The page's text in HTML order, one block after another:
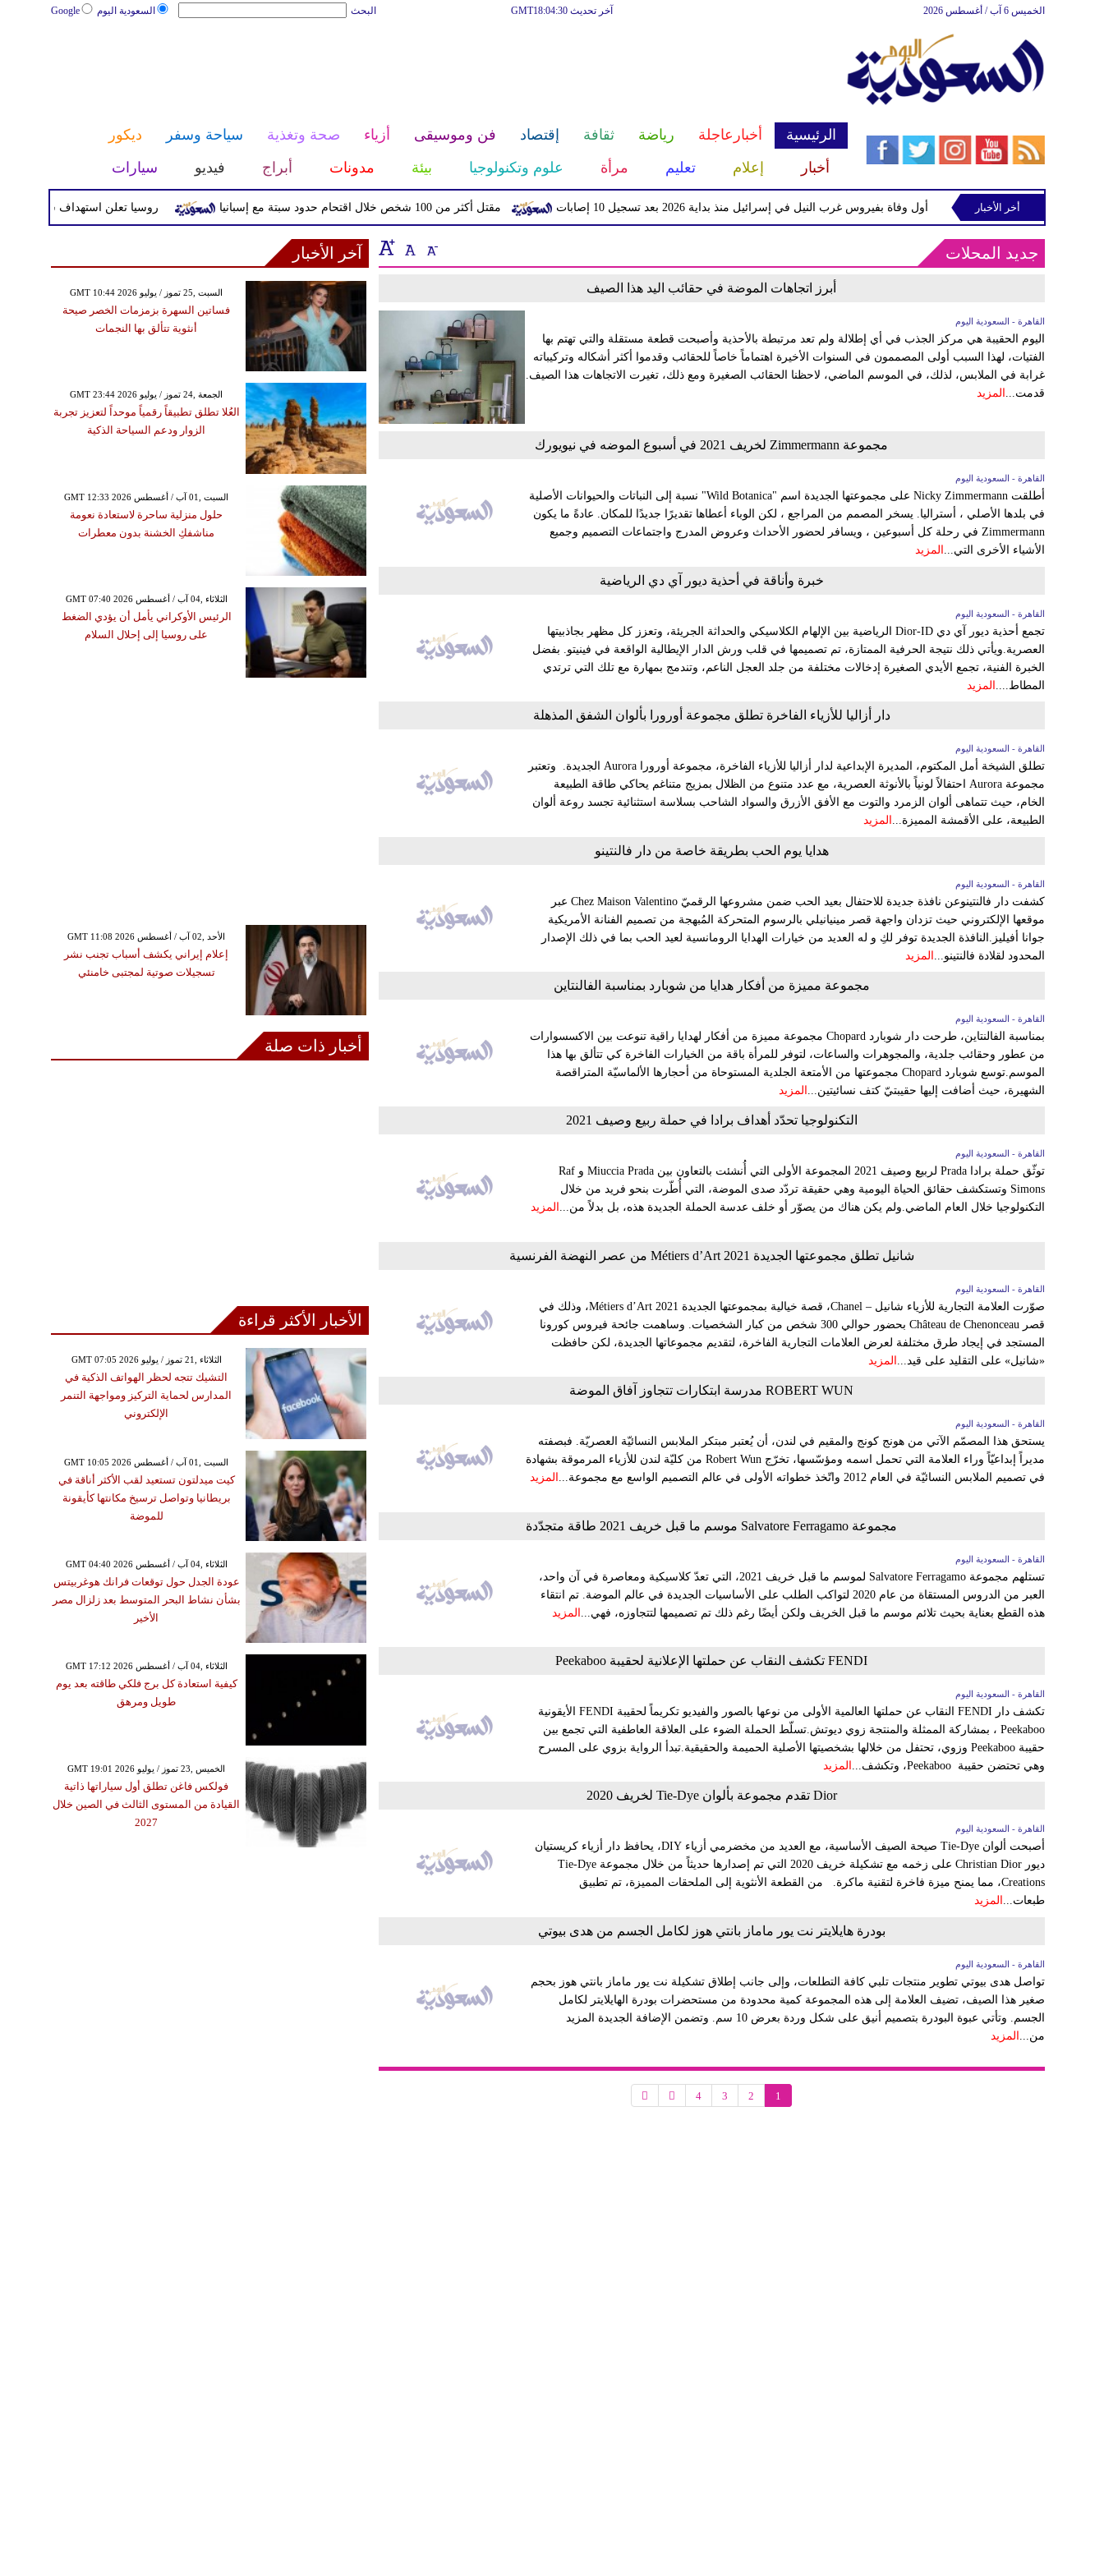
السعودية اليوم Google البحث آخر تحديث GMT18:04:30 الخميس 6 آب / أغسطس 2026
الرئيسية أخبارعاجلة رياضة ثقافة إقتصاد فن وموسيقى أزياء صحة وتغذية سياحة وسفر
ديكور
أخبار
إعلام تعليم مرأة علوم وتكنولوجيا بيئة مدونات أبراج فيديو سيارات
روسيا تعلن استهداف سفينتي شحن مقتل أكثر من 100 شخص خلال اقتحام حدود سبتة مع إسبانيا أول وفاة بفيروس غرب النيل في إسرائيل منذ بداية 2026 بعد تسجيل 10 إصابات رفض النشيد الوطنيأخر الأخبار
جديد المحلات
أبرز اتجاهات الموضة في حقائب اليد هذا الصيف
القاهرة - السعودية اليوم
اليوم الحقيبة هي مركز الجذب في أي إطلالة ولم تعد مرتبطة بالأحذية وأصبحت قطعة مستقلة والتي تهتم بها
الفتيات، لهذا السبب أولى المصممون في السنوات الأخيرة اهتماماً خاصاً للحقائب وقدموا أكثر أشكاله وتركيباته
غرابة في الملابس، لذلك، في الموسم الماضي، لاحظنا الحقائب الصغيرة ومع ذلك، تغيرت الاتجاهات هذا الصيف.
قدمت... المزيد
مجموعة Zimmermann لخريف 2021 في أسبوع الموضه في نيويورك
القاهرة - السعودية اليوم
أطلقت Nicky Zimmermann على مجموعتها الجديدة اسم "Wild Botanica" نسبة إلى النباتات والحيوانات الأصلية
في بلدها الأصلي ، أستراليا. يسخر المصمم من المراجع ، لكن الوباء أعطاها تقديرًا جديدًا للمكان. عادةً ما يكون
Zimmermann في رحلة كل أسبوعين ، ويسافر لحضور الأحداث وعروض المدرج واجتماعات التصميم وجميع
الأشياء الأخرى التي... المزيد
خبرة وأناقة في أحذية ديور آي دي الرياضية
القاهرة - السعودية اليوم
تجمع أحذية ديور آي دي Dior-ID الرياضية بين الإلهام الكلاسيكي والحداثة الجريئة، وتعزز كل مظهر بجاذبيتها
العصرية.ويأتي ذلك نتيجة الحرفية الممتازة، تم تصميمها في قلب ورش الدار الإيطالية الواقعة في فينيتو. بفضل
الخبرة الفنية، تجمع الأيدي الصغيرة إدخالات مختلفة من جلد العجل الناعم، وتندمج بمهارة مع تلك التي ترتدي
المطاط.... المزيد
دار أزاليا للأزياء الفاخرة تطلق مجموعة أورورا بألوان الشفق المذهلة
القاهرة - السعودية اليوم
تطلق الشيخة أمل المكتوم، المديرة الإبداعية لدار أزاليا للأزياء الفاخرة، مجموعة أورورا Aurora الجديدة. وتعتبر
مجموعة Aurora احتفالاً لونياً بالأنوثة العصرية، مع عدد متنوع من الظلال بمزيج متناغم يحاكي طاقة الطبيعة
الخام، حيث تتماهى ألوان الزمرد والتوت مع الأفق الأزرق والسواد الشاحب بسلاسة استثنائية تجسد روعة ألوان
الطبيعة، على الأقمشة المميزة... المزيد
هدايا يوم الحب بطريقة خاصة من دار فالنتينو
القاهرة - السعودية اليوم
كشفت دار فالنتينوعن نافذة جديدة للاحتفال بعيد الحب ضمن مشروعها الرقميّ Chez Maison Valentino عبر
موقعها الإلكتروني حيث تزدان واجهة قصر مينيانيلي بالرسوم المتحركة المُبهجة من تصميم الفنانة الأمريكية
جوانا أفيليز.النافذة الجديدة توفر لكِ و له العديد من خيارات الهدايا الرومانسية لعيد الحب بما في ذلك الإصدار
المحدود لقلادة فالنتينو... المزيد
مجموعة مميزة من أفكار هدايا من شوبارد بمناسبة الفالنتاين
القاهرة - السعودية اليوم
بمناسبة الفالنتاين، طرحت دار شوبارد Chopard مجموعة مميزة من أفكار لهدايا راقية تنوعت بين الاكسسوارات
من عطور وحقائب جلدية، والمجوهرات والساعات، لتوفر للمرأة باقة من الخيارات الفاخرة كي تتألق بها هذا
الموسم.توسع شوبارد Chopard مجموعتها من الأمتعة الجلدية المستوحاة من أحجارها الألماسيّة المتراقصة
الشهيرة، حيث أضافت إليها حقيبتيّ كتف نسائيتين...
المزيد
التكنولوجيا تحدّد أهداف برادا في حملة ربيع وصيف 2021
القاهرة - السعودية اليوم
توثّق حملة برادا Prada لربيع وصيف 2021 المجموعة الأولى التي أُنشئت بالتعاون بين Miuccia Prada و Raf
Simons وتستكشف حقائق الحياة اليومية وهي حقيقة تردّد صدى الموضة، التي أُطّرت بنحو فريد من خلال
التكنولوجيا خلال العام الماضي.ولم يكن هناك من يصوّر أو خلف عدسة الحملة الجديدة هذه، بل بدلاً من... المزيد
شانيل تطلق مجموعتها الجديدة 2021 Métiers d’Art من عصر النهضة الفرنسية
القاهرة - السعودية اليوم
صوّرت العلامة التجارية للأزياء شانيل – Chanel، قصة خيالية بمجموعتها الجديدة Métiers d’Art 2021، وذلك في
قصر Château de Chenonceau بحضور حوالي 300 شخص من كبار الشخصيات. وساهمت جائحة فيروس كورونا
المستجد في إيجاد طرق مختلفة لعرض العلامات التجارية الفاخرة، لتقديم مجموعاتها الجديدة، لكن حافظت
«شانيل» على التقليد على قيد...
المزيد
ROBERT WUN مدرسة ابتكارات تتجاوز آفاق الموضة
القاهرة - السعودية اليوم
يستحق هذا المصمّم الآتي من هونج كونج والمقيم في لندن، أن يُعتبر مبتكر الملابس النسائيّة العصريّة. فبصفته
مديراً إبداعيّاً وراء العلامة التي تحمل اسمه ومؤسّسها، تخرّج Robert Wun من كليّة لندن للأزياء المرموقة بشهادة
في تصميم الملابس النسائيّة في العام 2012 واتّخذ خطواته الأولى في عالم التصميم الواسع مع مجموعة...
المزيد
مجموعة Salvatore Ferragamo موسم ما قبل خريف 2021 طاقة متجدّدة
القاهرة - السعودية اليوم
تستلهم مجموعة Salvatore Ferragamo لموسم ما قبل خريف 2021، التي تعدّ كلاسيكية ومعاصرة في آن واحد،
العبر من الدروس المستقاة من عام 2020 لتواكب الطلب على الأساسيات الجديدة في عالم الموضة. تم انتقاء
هذه القطع بعناية بحيث تلائم موسم ما قبل الخريف ولكن أيضًا رغم ذلك تم تصميمها لتتجاوزه، فهي... المزيد
FENDI تكشف النقاب عن حملتها الإعلانية لحقيبة Peekaboo
القاهرة - السعودية اليوم
تكشف دار FENDI النقاب عن حملتها العالمية الأولى من نوعها بالصور والفيديو تكريماً لحقيبة FENDI الأيقونية
Peekaboo ، بمشاركة الممثلة والمنتجة زوي ديوتش.تسلّط الحملة الضوء على العلاقة العاطفية التي تجمع بين
حقيبة Peekaboo وزوي، تحتفل من خلالها بشخصيتها الأصلية الحميمة والحقيقية.تبدأ الرواية بزوي على المسرح
وهي تحتضن حقيبة Peekaboo، وتكشف...
المزيد
Dior تقدم مجموعة بألوان Tie-Dye لخريف 2020
القاهرة - السعودية اليوم
أصبحت ألوان Tie-Dye صيحة الصيف الأساسية، مع العديد من مخضرمي أزياء DIY، يحافظ دار أزياء كريستيان
ديور Christian Dior على زخمه مع تشكيلة خريف 2020 التي تم إصدارها حديثاً من خلال مجموعة Tie-Dye
Creations، مما يمنح ميزة فاخرة لتقنية ماكرة. من القطعة الأنثوية إلى الملحقات المميزة، تم تطبيق
طبعات... المزيد
بودرة هايلايتر نت يور ماماز بانتي هوز لكامل الجسم من هدى بيوتي
القاهرة - السعودية اليوم
تواصل هدى بيوتي تطوير منتجات تلبي كافة التطلعات، وإلى جانب إطلاق تشكيلة نت يور ماماز بانتي هوز بحجم
صغير هذا الصيف، تضيف العلامة إلى هذه المجموعة كمية محدودة من مستحضرات بودرة الهايلايتر لكامل
الجسم. وتأتي عبوة البودرة بتصميم أنيق على شكل وردة بعرض 10 سم. وتضمن الإضافة الجديدة المزيد
من...
المزيد
1
2
3
4
آخر الأخبار
GMT 10:44 2026 السبت ,25 تموز / يوليو
فساتين السهرة بزمزمات الخصر صيحة
أنثوية تتألق بها النجمات
GMT 23:44 2026 الجمعة ,24 تموز / يوليو
العُلا تطلق تطبيقاً رقمياً موحداً لتعزيز تجربة
الزوار ودعم السياحة الذكية
GMT 12:33 2026 السبت ,01 آب / أغسطس
حلول منزلية ساحرة لاستعادة نعومة
مناشفكِ الخشنة بدون معطرات
GMT 07:40 2026 الثلاثاء ,04 آب / أغسطس
الرئيس الأوكراني يأمل أن يؤدي الضغط
على روسيا إلى إحلال السلام
GMT 11:08 2026 الأحد ,02 آب / أغسطس
إعلام إيراني يكشف أسباب تجنب نشر
تسجيلات صوتية لمجتبى خامنئي
أخبار ذات صلة
الأخبار الأكثر قراءة
GMT 07:05 2026 الثلاثاء ,21 تموز / يوليو
التشيك تتجه لحظر الهواتف الذكية في
المدارس لحماية التركيز ومواجهة التنمر
الإلكتروني
GMT 10:05 2026 السبت ,01 آب / أغسطس
كيت ميدلتون تستعيد لقب الأكثر أناقة في
بريطانيا وتواصل ترسيخ مكانتها كأيقونة
للموضة
GMT 04:40 2026 الثلاثاء ,04 آب / أغسطس
عودة الجدل حول توقعات فرانك هوغربيتس
بشأن نشاط البحر المتوسط بعد زلزال مصر
الأخير
GMT 17:12 2026 الثلاثاء ,04 آب / أغسطس
كيفية استعادة كل برج فلكي طاقته بعد يوم
طويل ومرهق
GMT 19:01 2026 الخميس ,23 تموز / يوليو
فولكس فاغن تطلق أول سياراتها ذاتية
القيادة من المستوى الثالث في الصين خلال
2027